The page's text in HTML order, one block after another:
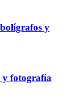
y
y fotografía